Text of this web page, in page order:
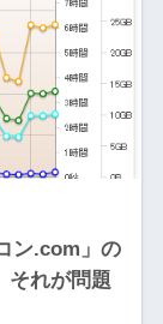
ン.com」の
それが問題